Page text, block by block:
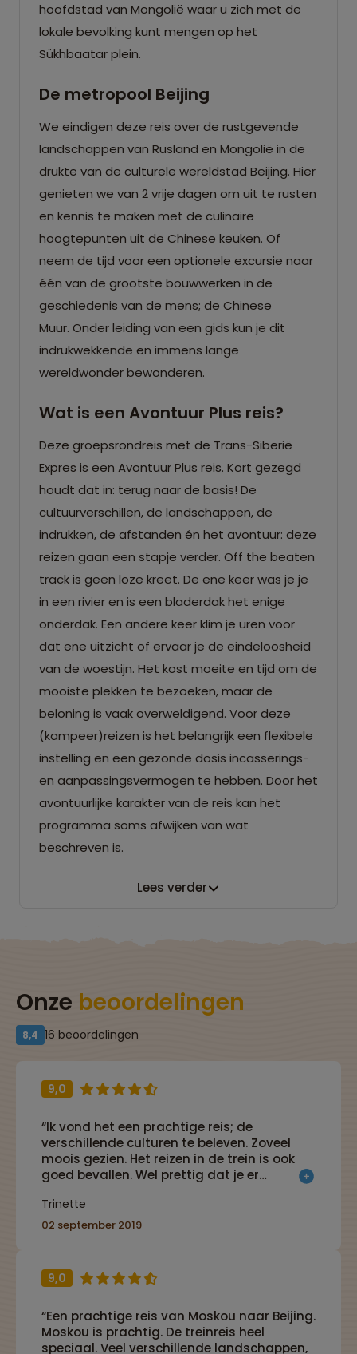
hoofdstad van Mongolië waar u zich met de
lokale bevolking kunt mengen op het
Sükhbaatar plein.
De metropool Beijing
We eindigen deze reis over de rustgevende
landschappen van Rusland en Mongolië in de
drukte van de culturele wereldstad Beijing. Hier
genieten we van 2 vrije dagen om uit te rusten
en kennis te maken met de culinaire
hoogtepunten uit de Chinese keuken. Of
neem de tijd voor een optionele excursie naar
één van de grootste bouwwerken in de
geschiedenis van de mens; de Chinese
Muur. Onder leiding van een gids kun je dit
indrukwekkende en immens lange
wereldwonder bewonderen.
Wat is een Avontuur Plus reis?
Deze groepsrondreis met de Trans-Siberië
Expres is een Avontuur Plus reis. Kort gezegd
houdt dat in: terug naar de basis! De
cultuurverschillen, de landschappen, de
indrukken, de afstanden én het avontuur: deze
reizen gaan een stapje verder. Off the beaten
track is geen loze kreet. De ene keer was je je
in een rivier en is een bladerdak het enige
onderdak. Een andere keer klim je uren voor
dat ene uitzicht of ervaar je de eindeloosheid
van de woestijn. Het kost moeite en tijd om de
mooiste plekken te bezoeken, maar de
beloning is vaak overweldigend. Voor deze
(kampeer)reizen is het belangrijk een flexibele
instelling en een gezonde dosis incasserings-
en aanpassingsvermogen te hebben. Door het
avontuurlijke karakter van de reis kan het
programma soms afwijken van wat
beschreven is.
Lees verder
Onze beoordelingen
8,4 16 beoordelingen
9,0
“Ik vond het een prachtige reis; de
verschillende culturen te beleven. Zoveel
moois gezien. Het reizen in de trein is ook
goed bevallen. Wel prettig dat je er
en elke keer weer een ander station kan
oplopen.”
Trinette
02 september 2019
9,0
“Een prachtige reis van Moskou naar Beijing.
Moskou is prachtig. De treinreis heel
speciaal. Veel verschillende landschappen,